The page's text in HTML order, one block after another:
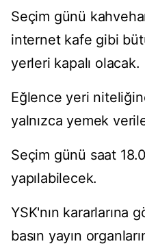
Seçim günü
internet kafe gibi
yerleri kapalı olacak.
Eğlence yeri
yalnızca yemek
Seçim günü saat
yapılabilecek.
YSK'nın kararlarına
basın yayın